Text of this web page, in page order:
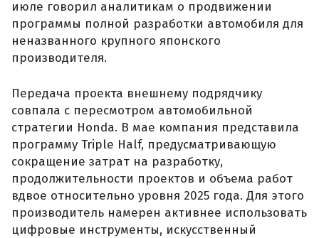
июле говорил аналитикам о продвижении
программы полной разработки автомобиля для
неназванного крупного японского
производителя.
Передача проекта внешнему подрядчику
совпала с пересмотром автомобильной
стратегии Honda. В мае компания представила
программу Triple Half, предусматривающую
сокращение затрат на разработку,
продолжительности проектов и объема работ
вдвое относительно уровня 2025 года. Для этого
производитель намерен активнее использовать
цифровые инструменты, искусственный